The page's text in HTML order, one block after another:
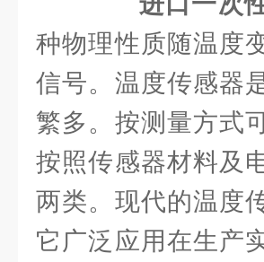
种物理性质随温度
信号。温度传感器
繁多。按测量方式
按照传感器材料及
两类。现代的温度
它广泛应用在生产